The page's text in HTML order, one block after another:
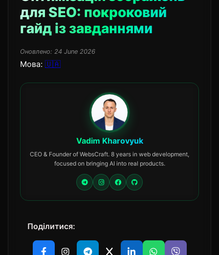
для SEO: покроковий
гайд із завданнями
Оновлено: 24 June 2026
Мова: 🇺🇦
Vadim Kharovyuk
CEO & Founder of WebsCraft. 8 years in web development,
focused on bringing AI into real products.
Поділитися: